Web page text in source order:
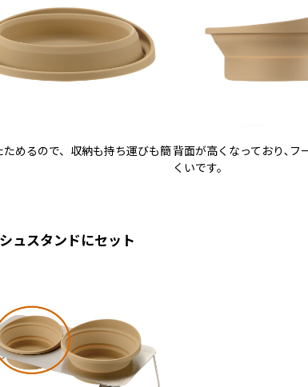
ためるので、収納も持ち運びも簡背面が高くなっており､フ
くいです。
ュスタンドにセット